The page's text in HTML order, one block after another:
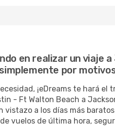
en realizar un viaje
por
¡eDreams te hará
- Ft Walton Beach a
vistazo a los días más
vuelos de última hora,